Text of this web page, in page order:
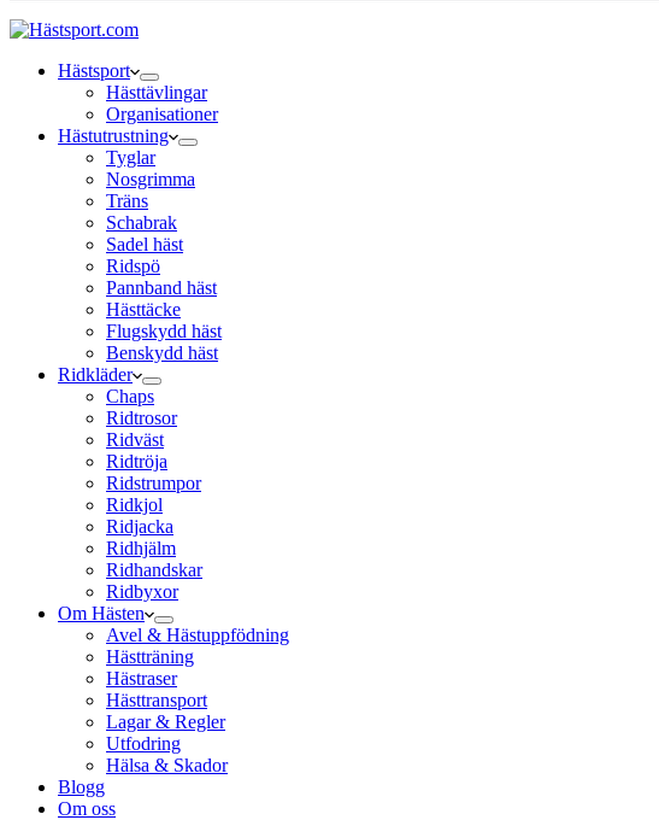
Hästsport
Hästtävlingar
Organisationer
Hästutrustning
Tyglar
Nosgrimma
Träns
Schabrak
Sadel häst
Ridspö
Pannband häst
Hästtäcke
Flugskydd häst
Benskydd häst
Ridkläder
Chaps
Ridtrosor
Ridväst
Ridtröja
Ridstrumpor
Ridkjol
Ridjacka
Ridhjälm
Ridhandskar
Ridbyxor
Om Hästen
Avel & Hästuppfödning
Hästträning
Hästraser
Hästtransport
Lagar & Regler
Utfodring
Hälsa & Skador
Blogg
Om oss